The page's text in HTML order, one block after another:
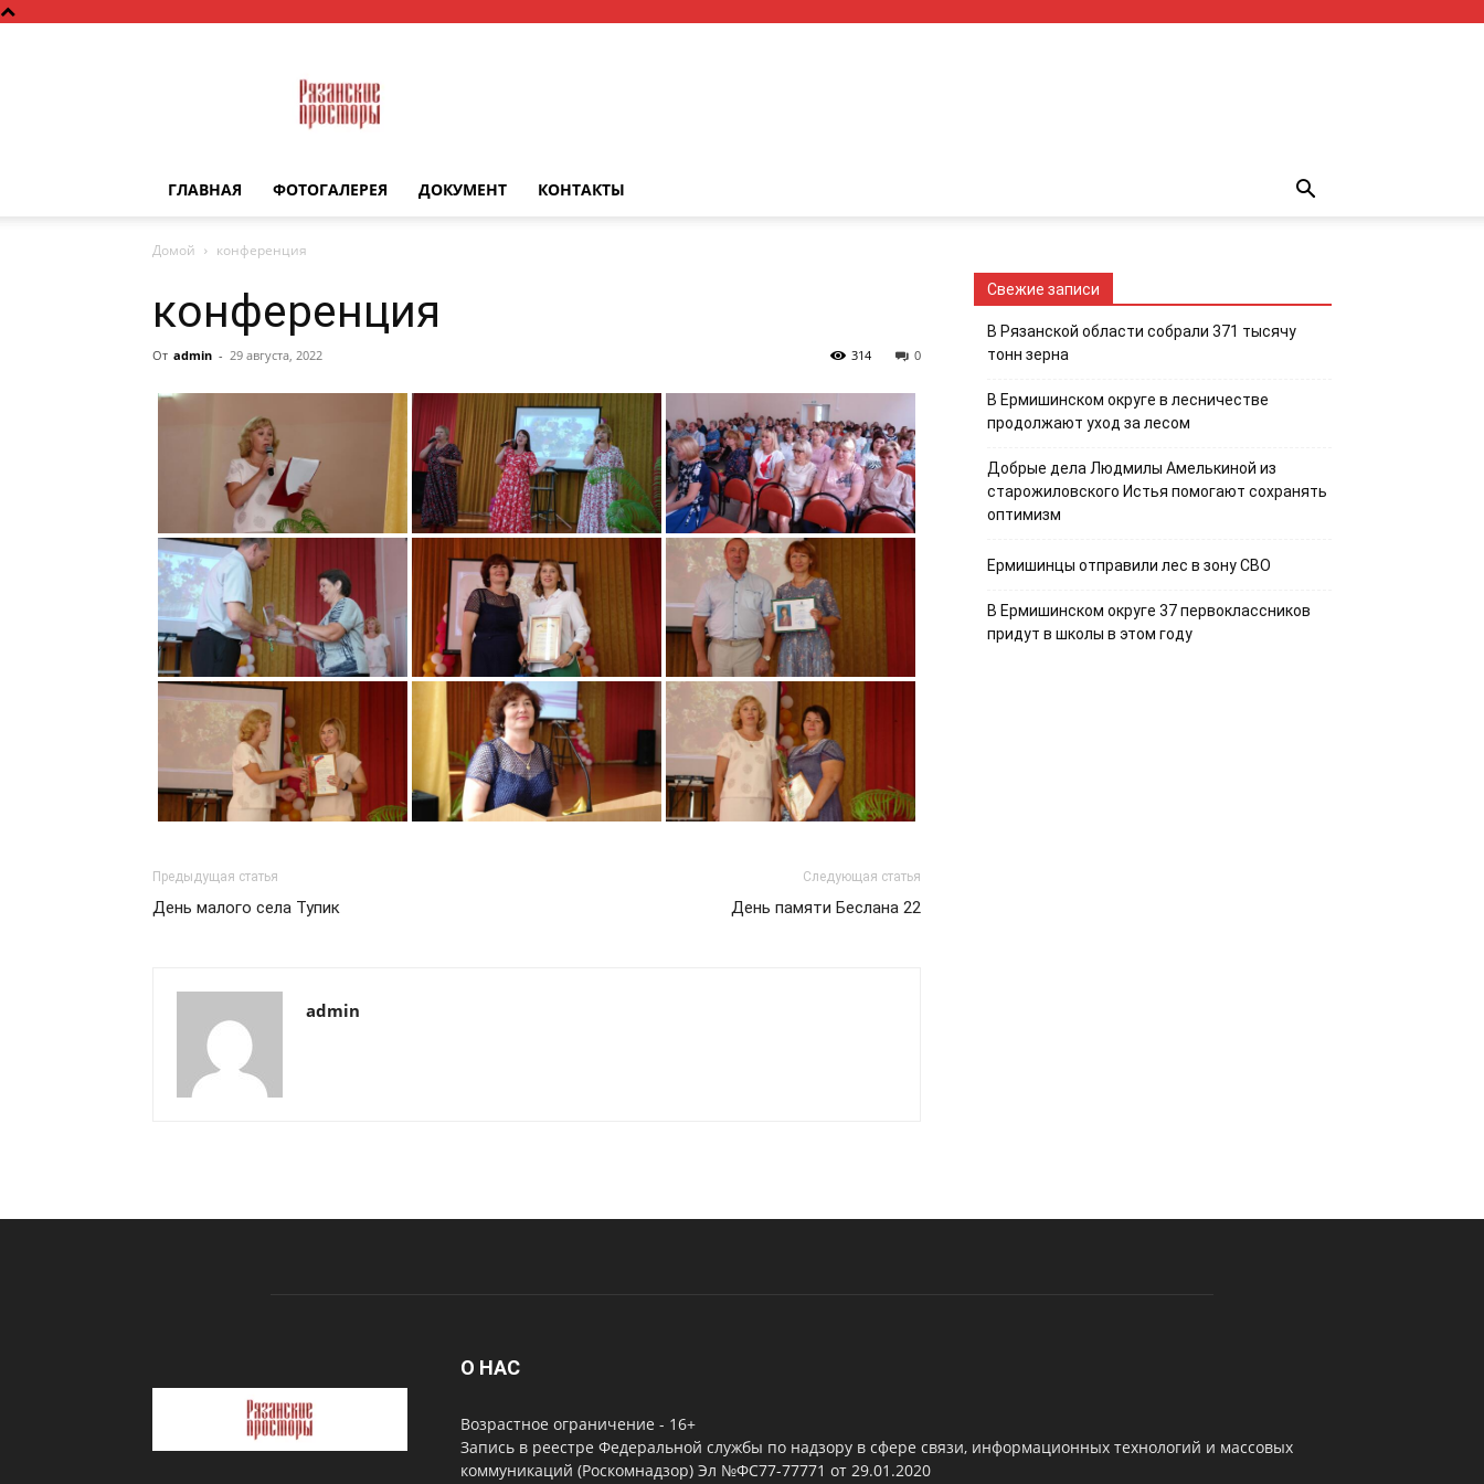
просторы
ГЛАВНАЯ ФОТОГАЛЕРЕЯ ДОКУМЕНТ КОНТАКТЫ
Домой конференция
конференция
От admin - 29 августа, 2022 0
314
Предыдущая статья
День малого села Тупик
Следующая статья
День памяти Беслана 22
admin
Свежие записи
В Рязанской области собрали 371 тысячу
тонн зерна
В Ермишинском округе в лесничестве
продолжают уход за лесом
Добрые дела Людмилы Амелькиной из
старожиловского Истья помогают сохранять
оптимизм
Ермишинцы отправили лес в зону СВО
В Ермишинском округе 37 первоклассников
придут в школы в этом году
О НАС
Возрастное ограничение - 16+
Запись в реестре Федеральной службы по надзору в сфере связи, информационных технологий и массовых
коммуникаций (Роскомнадзор) Эл №ФС77-77771 от 29.01.2020